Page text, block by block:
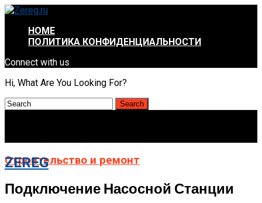
HOME
ПОЛИТИКА КОНФИДЕНЦИАЛЬНОСТИ
Connect with us
Hi, What Are You Looking For?
ZEREG
Строительство и ремонт
Подключение Насосной Станции